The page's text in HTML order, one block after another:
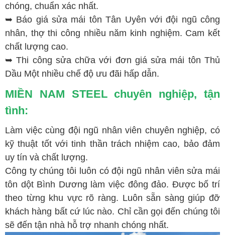
chóng, chuẩn xác nhất.
➥ Báo giá sửa mái tôn Tân Uyên với đội ngũ công
nhân, thợ thi công nhiều năm kinh nghiệm. Cam kết
chất lượng cao.
➥ Thi công sửa chữa với đơn giá sửa mái tôn Thủ
Dầu Một nhiều chế độ ưu đãi hấp dẫn.
MIỀN NAM STEEL chuyên nghiệp, tận
tình:
Làm việc cùng đội ngũ nhân viên chuyên nghiệp, có
kỹ thuật tốt với tinh thần trách nhiệm cao, bảo đảm
uy tín và chất lượng.
Công ty chúng tôi luôn có đội ngũ nhân viên sửa mái
tôn dột Bình Dương làm việc đông đảo. Được bố trí
theo từng khu vực rõ ràng. Luôn sẵn sàng giúp đỡ
khách hàng bất cứ lúc nào. Chỉ cần gọi đến chúng tôi
sẽ đến tận nhà hỗ trợ nhanh chóng nhất.